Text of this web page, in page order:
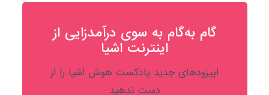
گام به‌گام به‌ سوی درآمدزایی از
اینترنت اشیا
اپیزودهای جدید پادکست هوش اشیا را از
دست ندهید